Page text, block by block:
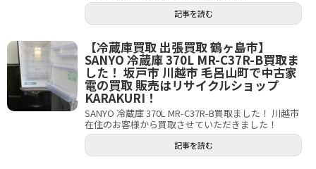
記事を読む
【冷蔵庫買取 出張買取 鶴ヶ島市】
SANYO 冷蔵庫 370L MR-C37R-B買取ま
した！ 坂戸市 川越市 毛呂山町で中古家
電の買取 販売はリサイクルショップ
KARAKURI！
SANYO 冷蔵庫 370L MR-C37R-B買取ました！ 川越市
在住のお客様から買取させていただきました！
記事を読む